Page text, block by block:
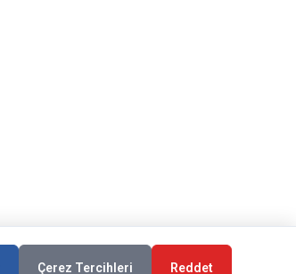
Çerez Tercihleri Reddet